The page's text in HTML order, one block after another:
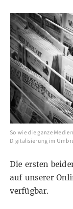
So wie die ganze
Digitalisierung im
Die ersten
auf unserer
verfügbar.